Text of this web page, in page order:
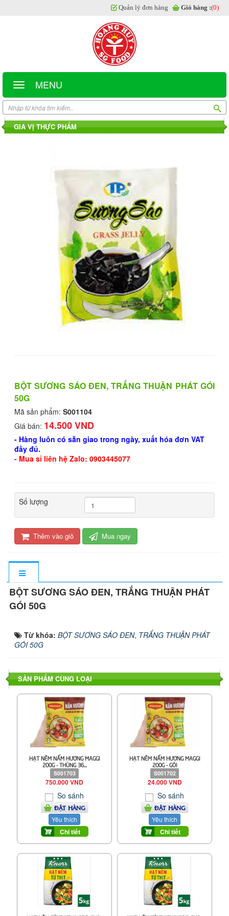
MENU
Quản lý đơn hàng Giỏ hàng :(0)
GIA VỊ THỰC PHẨM
BỘT SƯƠNG SÁO ĐEN, TRẮNG THUẬN PHÁT GÓI
50G
Mã sản phẩm: S001104
Giá bán: 14.500 VND
- Hàng luôn có sẵn giao trong ngày, xuất hóa đơn VAT
đầy đủ.
- Mua sỉ liên hệ Zalo: 0903445077
Số lượng
Thêm vào giỏ Mua ngay
BỘT SƯƠNG SÁO ĐEN, TRẮNG THUẬN PHÁT
GÓI 50G
Từ khóa: BỘT SƯƠNG SÁO ĐEN, TRẮNG THUẬN PHÁT
GÓI 50G
SẢN PHẨM CÙNG LOẠI
HẠT NÊM NẤM HƯƠNG MAGGI
200G - THÙNG 36...
S001703
750.000 VND
So sánh
ĐẶT HÀNG
Yêu thích
Chi tiết
HẠT NÊM NẤM HƯƠNG MAGGI
200G - GÓI
S001702
24.000 VND
So sánh
ĐẶT HÀNG
Yêu thích
Chi tiết